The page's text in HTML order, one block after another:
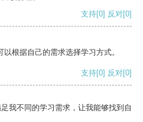
支持[0] 反对[0]
根据自己的需求选择学习方式。
支持[0] 反对[0]
我不同的学习需求，让我能够找到自